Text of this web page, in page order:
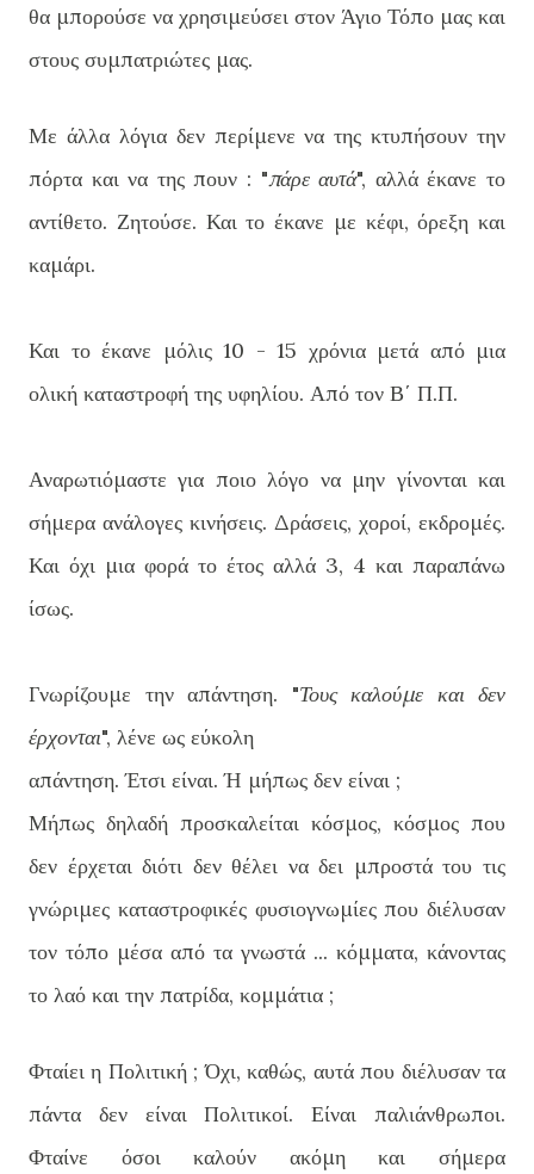
θα μπορούσε να χρησιμεύσει στον Άγιο Τόπο μας και
στους συμπατριώτες μας.
Με άλλα λόγια δεν περίμενε να της κτυπήσουν την
πόρτα και να της πουν : "πάρε αυτά", αλλά έκανε το
αντίθετο. Ζητούσε. Και το έκανε με κέφι, όρεξη και
καμάρι.
Και το έκανε μόλις 10 - 15 χρόνια μετά από μια
ολική καταστροφή της υφηλίου. Από τον Β΄ Π.Π.
Αναρωτιόμαστε για ποιο λόγο να μην γίνονται και
σήμερα ανάλογες κινήσεις. Δράσεις, χοροί, εκδρομές.
Και όχι μια φορά το έτος αλλά 3, 4 και παραπάνω
ίσως.
Γνωρίζουμε την απάντηση. "Τους καλούμε και δεν
έρχονται", λένε ως εύκολη
απάντηση. Έτσι είναι. Ή μήπως δεν είναι ;
Μήπως δηλαδή προσκαλείται κόσμος, κόσμος που
δεν έρχεται διότι δεν θέλει να δει μπροστά του τις
γνώριμες καταστροφικές φυσιογνωμίες που διέλυσαν
τον τόπο μέσα από τα γνωστά ... κόμματα, κάνοντας
το λαό και την πατρίδα, κομμάτια ;
Φταίει η Πολιτική ; Όχι, καθώς, αυτά που διέλυσαν τα
πάντα δεν είναι Πολιτικοί. Είναι παλιάνθρωποι.
Φταίνε όσοι καλούν ακόμη και σήμερα